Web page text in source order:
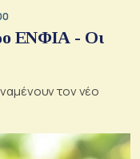
ΕΝΦΙΑ - Οι
τον νέο